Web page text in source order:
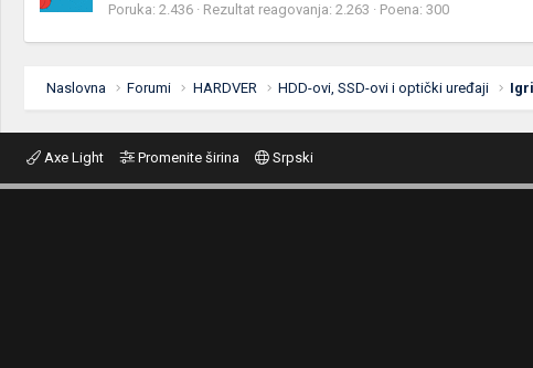
Poruka 2.436 Rezultat reagovanja 2.263 Poena 300
Naslovna Forumi HARDVER HDD-ovi, SSD-ovi i optički uređaji
Axe Light Promenite širina Srpski